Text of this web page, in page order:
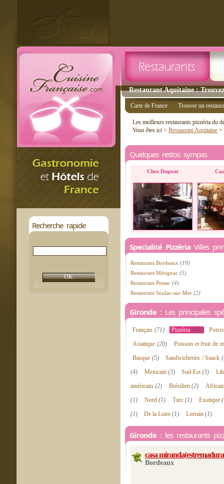
Restaurant Aquitaine :
Recherche rapide
Carte de France Trouver un
Les meilleurs restaurants pizzéria du
Vous êtes ici > Restaurant Aquitaine >
Quelques restos sympas
Chez Dupont
Specialité Pizzéria Villes
Restaurant Bordeaux (19)
Restaurant Mérignac (5)
Restaurant Pessac (4)
Restaurant Soulac-sur-Mer (2)
Gironde : Les principales
Français (71) Pizzéria(69)
Asiatique (20)
Poisson et fruit de
Basque (5) Sandwicheries / Snack
(4)
Mexicain (3) Sud-Est(3)
américain (2) Brésilien(2)
(1)
Nord(1) Turc(1) Exotique
(1)
De la Loire(1) Lorrain (1)
Gironde : les restaurants
casa
Bordeaux